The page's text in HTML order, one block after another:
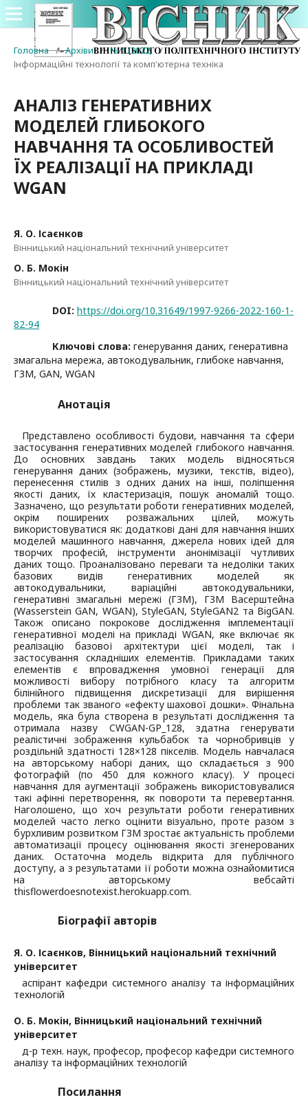
Головна / Архіви / № 1 (2022) /
Інформаційні технології та комп'ютерна техніка
АНАЛІЗ ГЕНЕРАТИВНИХ
МОДЕЛЕЙ ГЛИБОКОГО
НАВЧАННЯ ТА ОСОБЛИВОСТЕЙ
ЇХ РЕАЛІЗАЦІЇ НА ПРИКЛАДІ
WGAN
Я. О. Ісаєнков
Вінницький національний технічний університет
О. Б. Мокін
Вінницький національний технічний університет
DOI: https://doi.org/10.31649/1997-9266-2022-160-1-
82-94
Ключові слова: генерування даних, генеративна
змагальна мережа, автокодувальник, глибоке навчання,
ГЗМ, GAN, WGAN
Анотація
Представлено особливості будови, навчання та сфери
застосування генеративних моделей глибокого навчання.
До основних завдань таких модель відносяться
генерування даних (зображень, музики, текстів, відео),
перенесення стилів з одних даних на інші, поліпшення
якості даних, їх кластеризація, пошук аномалій тощо.
Зазначено, що результати роботи генеративних моделей,
окрім поширених розважальних цілей, можуть
використовуватися як: додаткові дані для навчання інших
моделей машинного навчання, джерела нових ідей для
творчих професій, інструменти анонімізації чутливих
даних тощо. Проаналізовано переваги та недоліки таких
базових видів генеративних моделей як
автокодувальники, варіаційні автокодувальники,
генеративні змагальні мережі (ГЗМ), ГЗМ Васерштейна
(Wasserstein GAN, WGAN), StyleGAN, StyleGAN2 та BigGAN.
Також описано покрокове дослідження імплементації
генеративної моделі на прикладі WGAN, яке включає як
реалізацію базової архітектури цієї моделі, так і
застосування складніших елементів. Прикладами таких
елементів є впровадження умовної генерації для
можливості вибору потрібного класу та алгоритм
білінійного підвищення дискретизації для вирішення
проблеми так званого «ефекту шахової дошки». Фінальна
модель, яка була створена в результаті дослідження та
отримала назву CWGAN-GP_128, здатна генерувати
реалістичні зображення кульбабок та чорнобривців у
роздільній здатності 128×128 пікселів. Модель навчалася
на авторському наборі даних, що складається з 900
фотографій (по 450 для кожного класу). У процесі
навчання для аугментації зображень використовувалися
такі афінні перетворення, як повороти та перевертання.
Наголошено, що хоч результати роботи генеративних
моделей часто легко оцінити візуально, проте разом з
бурхливим розвитком ГЗМ зростає актуальність проблеми
автоматизації процесу оцінювання якості згенерованих
даних. Остаточна модель відкрита для публічного
доступу, а з результатами її роботи можна ознайомитися
на авторському вебсайті
thisflowerdoesnotexist.herokuapp.com.
Біографії авторів
Я. О. Ісаєнков, Вінницький національний технічний
університет
аспірант кафедри системного аналізу та інформаційних
технологій
О. Б. Мокін, Вінницький національний технічний
університет
д-р техн. наук, професор, професор кафедри системного
аналізу та інформаційних технологій
Посилання